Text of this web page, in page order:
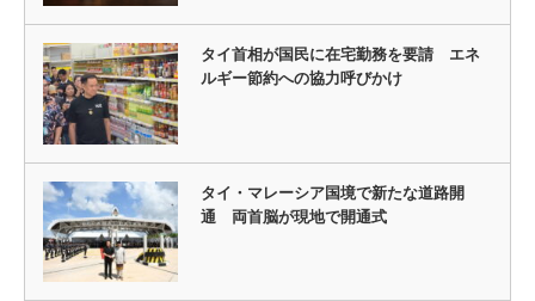
タイ首相が国民に在宅勤務を要請 エネ
ルギー節約への協力呼びかけ
タイ・マレーシア国境で新たな道路開
通 両首脳が現地で開通式